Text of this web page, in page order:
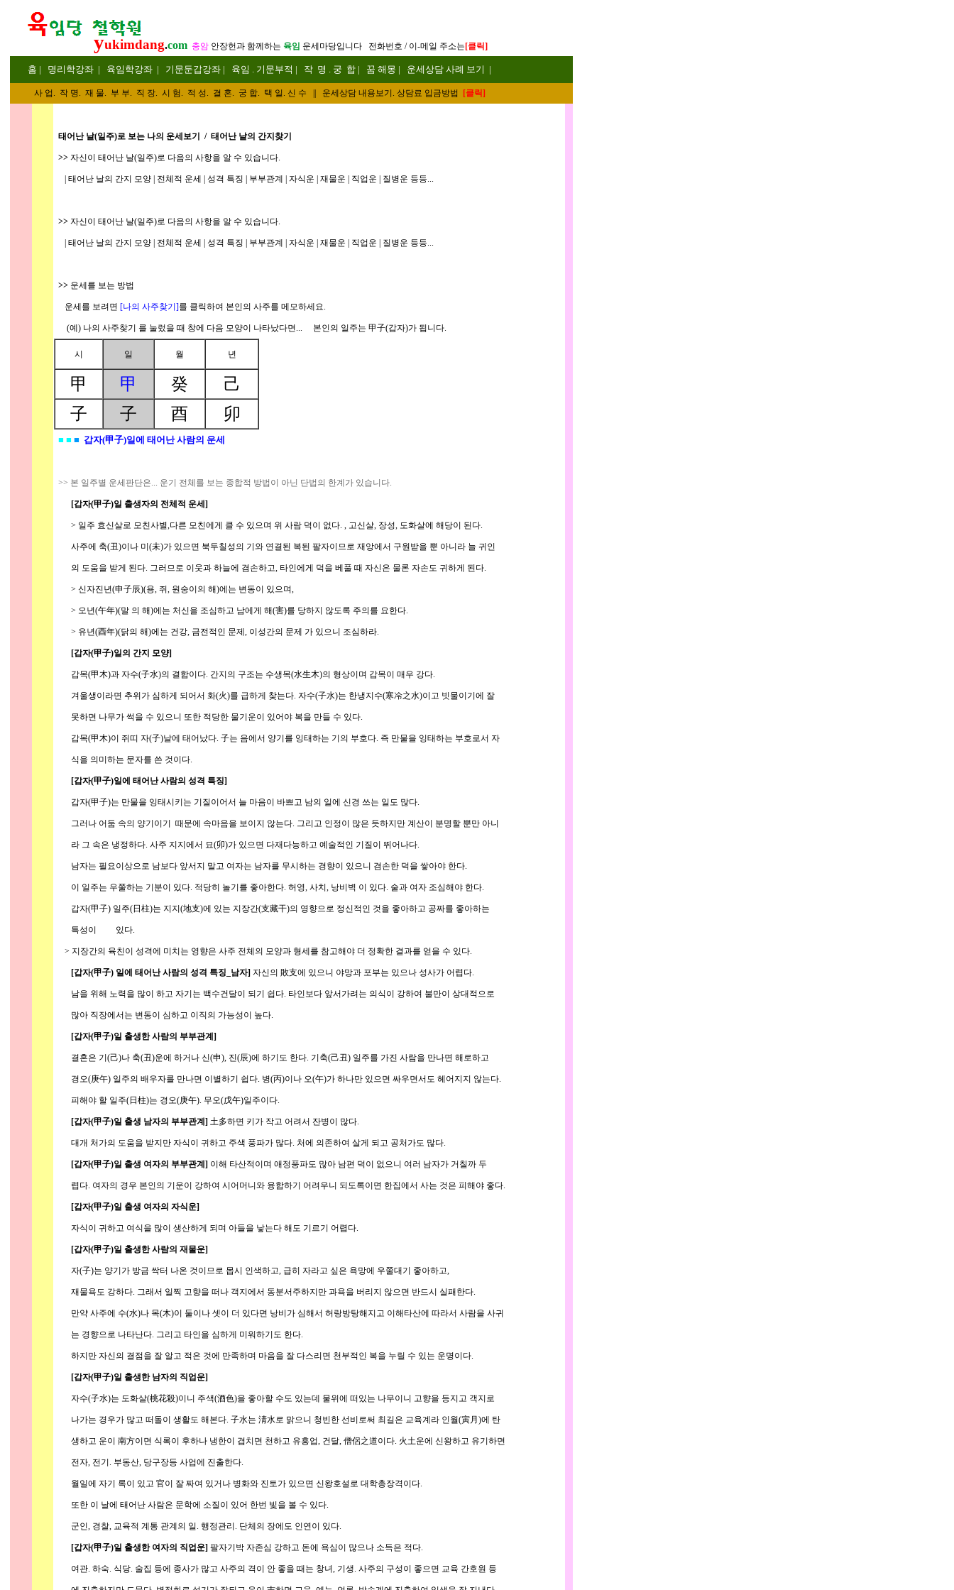
yukimdang.com 충암 안장헌과 함께하는 육임 운세마당입니다 전화번호 / 이-메일 주소는 [클릭]
홈 | 명리 학강좌 | 육임학강좌 | 기문둔갑강좌 | 육임 . 기문부적 | 작 명 . 궁 합 | 꿈 해몽 | 운세상담 사례 보기 |
사 업 . 작 명. 재 물. 부 부. 직 장. 시 험. 적 성. 결 혼. 궁 합. 택 일. 신 수 운세 상담 내용보기. 상담료 입금방법 [클릭]
태어난 날(일주)로 보는 나의 운세보기 / 태어난 날의 간지찾기
>> 자신이 태어난 날(일주)로 다음의 사항을 알 수 있습니다.
| 태어난 날의 간지 모양 | 전체적 운세 | 성격 특징 | 부부관계 | 자식운 | 재물운 | 직업운 | 질병운 등등...
>> 자신이 태어난 날(일주)로 다음의 사항을 알 수 있습니다.
| 태어난 날의 간지 모양 | 전체적 운세 | 성격 특징 | 부부관계 | 자식운 | 재물운 | 직업운 | 질병운 등등...
>> 운세를 보는 방법
운세를 보려면 [나의 사주찾기 ]를 클릭하여 본인의 사주를 메모하세요.
(예) 나의 사주찾기 를 눌렀을 때 창에 다음 모양이 나타났다면... 본인의 일주는 甲子(갑자)가 됩니다.
시 일 월 년
甲 甲 癸
己
子
子 酉 卯
■ ■ ■ 갑자(甲子)일에 태어난 사람의 운세
>> 본 일주별 운세판단은... 운기 전체를 보는 종합적 방법이 아닌 단법의 한계가 있습니다.
[갑자(甲子)일 출생자의 전체적 운세]
> 일주 효신살로 모친사별,다른 모친에게 클 수 있으며 위 사람 덕이 없다. , 고신살, 장성, 도화살에 해당이 된다.
사주에 축(丑)이나 미(未)가 있으면 북두칠성의 기와 연결된 복된 팔자이므로 재앙에서 구원받을 뿐 아니라 늘 귀인
의 도움을 받게 된다. 그러므로 이웃과 하늘에 겸손하고, 타인에게 덕을 베풀 때 자신은 물론 자손도 귀하게 된다.
> 신자진년(申子辰)(용, 쥐, 원숭이의 해)에는 변동이 있으며,
> 오년(午年)(말 의 해)에는 처신을 조심하고 남에게 해(害)를 당하지 않도록 주의를 요한다.
> 유년(酉年)(닭의 해)에는 건강, 금전적인 문제, 이성간의 문제 가 있으니 조심하라.
[갑자(甲子)일의 간지 모양]
갑목(甲木)과 자수(子水)의 결합이다. 간지의 구조는 수생목(水生木)의 형상이며 갑목이 매우 강다.
겨울생이라면 추위가 심하게 되어서 화(火)를 급하게 찾는다. 자수(子水)는 한냉지수(寒冷之水)이고 빗물이기에 잘
못하면 나무가 썩을 수 있으니 또한 적당한 물기운이 있어야 복을 만들 수 있다.
갑목(甲木)이 쥐띠 자(子)날에 태어났다. 子는 음에서 양기를 잉태하는 기의 부호다. 즉 만물을 잉태하는 부호로서 자
식을 의미하는 문자를 쓴 것이다.
[갑자(甲子)일에 태어난 사람의 성격 특징]
갑자(甲子)는 만물을 잉태시키는 기질이어서 늘 마음이 바쁘고 남의 일에 신경 쓰는 일도 많다.
그러나 어둠 속의 양기이기 때문에 속마음을 보이지 않는다. 그리고 인정이 많은 듯하지만 계산이 분명할 뿐만 아니
라 그 속은 냉정하다. 사주 지지에서 묘(卯)가 있으면 다재다능하고 예술적인 기질이 뛰어나다.
남자는 필요이상으로 남보다 앞서지 말고 여자는 남자를 무시하는 경향이 있으니 겸손한 덕을 쌓아야 한다.
이 일주는 우쭐하는 기분이 있다. 적당히 놀기를 좋아한다. 허영, 사치, 낭비벽 이 있다. 술과 여자 조심해야 한다.
갑자(甲子) 일주(日柱)는 지지(地支)에 있는 지장간(支藏干)의 영향으로 정신적인 것을 좋아하고 공짜를 좋아하는
특성이 있다.
> 지장간의 육친이 성격에 미치는 영향은 사주 전체의 모양과 형세를 참고해야 더 정확한 결과를 얻을 수 있다.
[갑자(甲子) 일에 태어난 사람의 성격 특징_남자] 자신의 敗支에 있으니 야망과 포부는 있으나 성사가 어렵다.
남을 위해 노력을 많이 하고 자기는 백수건달이 되기 쉽다. 타인보다 앞서가려는 의식이 강하여 불만이 상대적으로
많아 직장에서는 변동이 심하고 이직의 가능성이 높다.
[갑자(甲子)일 출생한 사람의 부부관계]
결혼은 기(己)나 축(丑)운에 하거나 신(申), 진(辰)에 하기도 한다. 기축(己丑) 일주를 가진 사람을 만나면 해로하고
경오(庚午) 일주의 배우자를 만나면 이별하기 쉽다. 병(丙)이나 오(午)가 하나만 있으면 싸우면서도 헤어지지 않는다.
피해야 할 일주(日柱)는 경오(庚午). 무오(戊午)일주이다.
[갑자(甲子)일 출생 남자의 부부관계] 土多하면 키가 작고 어려서 잔병이 많다.
대개 처가의 도움을 받지만 자식이 귀하고 주색 풍파가 많다. 처에 의존하여 살게 되고 공처가도 많다.
[갑자(甲子)일 출생 여자의 부부관계] 이해 타산적이며 애정풍파도 많아 남편 덕이 없으니 여러 남자가 거칠까 두
렵다. 여자의 경우 본인의 기운이 강하여 시어머니와 융합하기 어려우니 되도록이면 한집에서 사는 것은 피해야 좋다.
[갑자(甲子)일 출생 여자의 자식운]
자식이 귀하고 여식을 많이 생산하게 되며 아들을 낳는다 해도 기르기 어렵다.
[갑자(甲子)일 출생한 사람의 재물운]
자(子)는 양기가 방금 싹터 나온 것이므로 몹시 인색하고, 급히 자라고 싶은 욕망에 우쭐대기 좋아하고,
재물욕도 강하다. 그래서 일찍 고향을 떠나 객지에서 동분서주하지만 과욕을 버리지 않으면 반드시 실패한다.
만약 사주에 수(水)나 목(木)이 둘이나 셋이 더 있다면 낭비가 심해서 허랑방탕해지고 이해타산에 따라서 사람을 사귀
는 경향으로 나타난다. 그리고 타인을 심하게 미워하기도 한다.
하지만 자신의 결점을 잘 알고 적은 것에 만족하며 마음을 잘 다스리면 천부적인 복을 누릴 수 있는 운명이다.
[갑자(甲子)일 출생한 남자의 직업운]
자수(子水)는 도화살(桃花殺)이니 주색(酒色)을 좋아할 수도 있는데 물위에 떠있는 나무이니 고향을 등지고 객지로
나가는 경우가 많고 떠돌이 생활도 해본다. 子水는 淸水로 맑으니 청빈한 선비로써 최길은 교육계라 인월(寅月)에 탄
생하고 운이 南方이면 식록이 후하나 냉한이 겹치면 천하고 유흥업, 건달, 僧侶之道이다. 火土운에 신왕하고 유기하면
전자, 전기. 부동산, 당구장등 사업에 진출한다.
월일에 자기 록이 있고 官이 잘 짜여 있거나 병화와 진토가 있으면 신왕호설로 대학총장격이다.
또한 이 날에 태어난 사람은 문학에 소질이 있어 한번 빛을 볼 수 있다.
군인, 경찰, 교육적 계통 관계의 일. 행정관리. 단체의 장에도 인연이 있다.
[갑자(甲子)일 출생한 여자의 직업운] 팔자기박 자존심 강하고 돈에 욕심이 많으나 소득은 적다.
여관. 하숙. 식당. 술집 등에 종사가 많고 사주의 격이 안 좋을 때는 창녀, 기생. 사주의 구성이 좋으면 교육 간호원 등